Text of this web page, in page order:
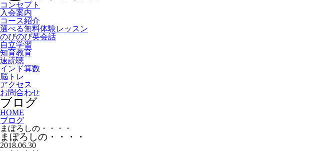
コンセプト
入会案内
コース紹介
選べる無料体験レッスン
のびのび英会話
自立学習
知育教育
速読聴
インド算数
脳トレ
アクセス
お問合わせ
ブログ
HOME
ブログ
まぼろしの・・・・
まぼろしの・・・・
2018.06.30